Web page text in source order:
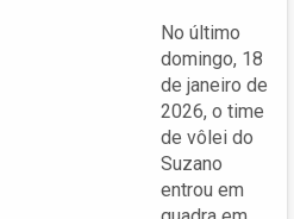
No último
domingo, 18
de janeiro de
2026, o time
de vôlei do
Suzano
entrou em